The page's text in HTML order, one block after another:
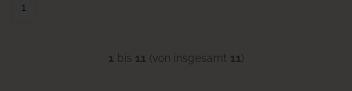
1
1 bis 11 (von insgesamt 11)